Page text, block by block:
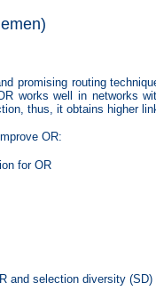
promising routing
works well in networks
thus, it obtains higher
OR:
for OR
and selection diversity (SD)